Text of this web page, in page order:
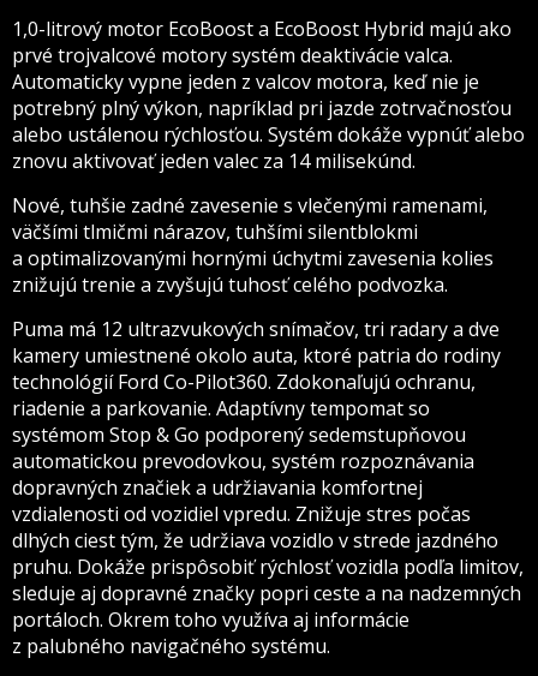
1,0-litrový motor EcoBoost a EcoBoost Hybrid majú ako
prvé trojvalcové motory systém deaktivácie valca.
Automaticky vypne jeden z valcov motora, keď nie je
potrebný plný výkon, napríklad pri jazde zotrvačnosťou
alebo ustálenou rýchlosťou. Systém dokáže vypnúť alebo
znovu aktivovať jeden valec za 14 milisekúnd.
Nové, tuhšie zadné zavesenie s vlečenými ramenami,
väčšími tlmičmi nárazov, tuhšími silentblokmi
a optimalizovanými hornými úchytmi zavesenia kolies
znižujú trenie a zvyšujú tuhosť celého podvozka.
Puma má 12 ultrazvukových snímačov, tri radary a dve
kamery umiestnené okolo auta, ktoré patria do rodiny
technológií Ford Co-Pilot360. Zdokonaľujú ochranu,
riadenie a parkovanie. Adaptívny tempomat so
systémom Stop & Go podporený sedemstupňovou
automatickou prevodovkou, systém rozpoznávania
dopravných značiek a udržiavania komfortnej
vzdialenosti od vozidiel vpredu. Znižuje stres počas
dlhých ciest tým, že udržiava vozidlo v strede jazdného
pruhu. Dokáže prispôsobiť rýchlosť vozidla podľa limitov,
sleduje aj dopravné značky popri ceste a na nadzemných
portáloch. Okrem toho využíva aj informácie
z palubného navigačného systému.